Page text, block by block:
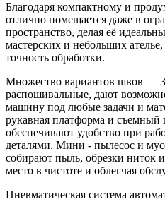
Благодаря компактному и
отлично помещается даже в
пространство, делая её
мастерских и небольших
точность обработки.
Множество вариантов швов —
распошивальные, дают
машину под любые задачи и
рукавная платформа и съемный
обеспечивают удобство при
деталями. Мини - пылесос и
собирают пыль, обрезки ниток
место в чистоте и облегчая
Пневматическая система